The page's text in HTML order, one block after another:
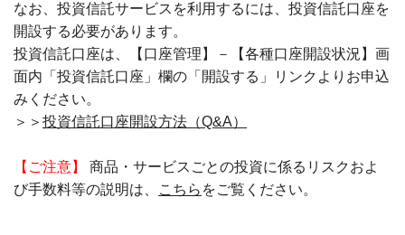
なお、投資信託サービスを利用するには、投資信託口座を
開設する必要があります。
投資信託口座は、【口座管理】－【各種口座開設状況】画
面内「投資信託口座」欄の「開設する」リンクよりお申込
みください。
＞＞ 投資信託口座開設方法（Q&A）
【ご注意】
商品・サービスごとの投資に係るリスクおよ
び手数料等の説明は、
こちら をご覧ください。